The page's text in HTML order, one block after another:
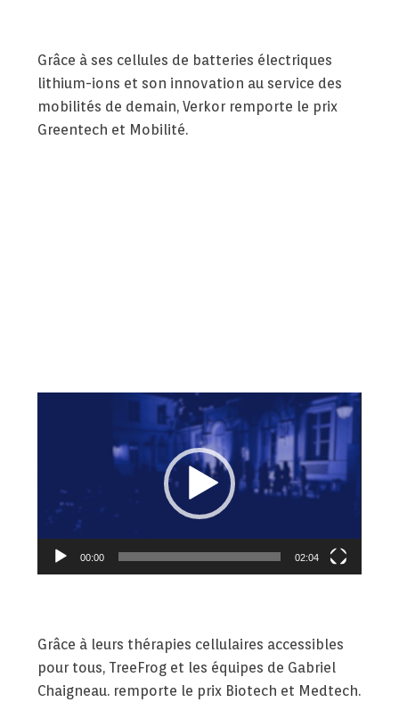
Grâce à ses cellules de batteries électriques
lithium-ions et son innovation au service des
mobilités de demain, Verkor remporte le prix
Greentech et Mobilité.
00:00 02:04
Grâce à leurs thérapies cellulaires accessibles
pour tous, TreeFrog et les équipes de Gabriel
Chaigneau. remporte le prix Biotech et Medtech.